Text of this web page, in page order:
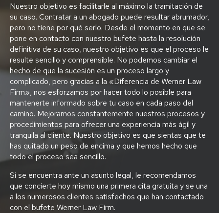
Nuestro objetivo es facilitarle al máximo la tramitación de
su caso. Contratar a un abogado puede resultar abrumador,
pero no tiene por qué serlo. Desde el momento en que se
pone en contacto con nuestro bufete hasta la resolución
definitiva de su caso, nuestro objetivo es que el proceso le
resulte sencillo y comprensible. No podemos cambiar el
hecho de que la sucesión es un proceso largo y
complicado, pero gracias a la «Diferencia de Werner Law
Firm», nos esforzamos por hacer todo lo posible para
mantenerte informado sobre tu caso en cada paso del
camino. Mejoramos constantemente nuestros procesos y
procedimientos para ofrecer una experiencia más ágil y
tranquila al cliente. Nuestro objetivo es que sientas que te
has quitado un peso de encima y que hemos hecho que
todo el proceso sea sencillo.
Si se encuentra ante un asunto legal, le recomendamos
que concierte hoy mismo una primera cita gratuita y se una
a los numerosos clientes satisfechos que han contactado
con el bufete Werner Law Firm.